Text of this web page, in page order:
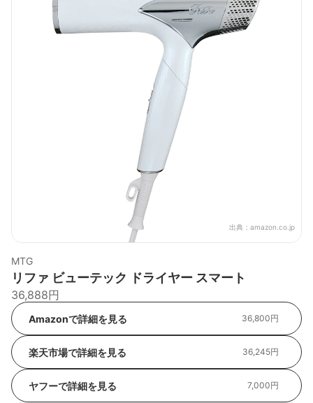
出典： amazon.co.jp
MTG
リファ ビューテック ドライヤー スマート
36,888円
Amazonで詳細を見る 36,800円
楽天市場で詳細を見る 36,245円
ヤフーで詳細を見る 7,000円